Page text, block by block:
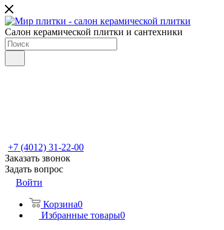
Салон керамической плитки и сантехники
+7 (4012) 31-22-00
Заказать звонок
Задать вопрос
Войти
Корзина0
Избранные товары0